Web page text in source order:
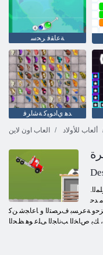
ﺔﻋﺎﻘﻓ ﺮﺤﺳ
ﺪﻫ ﻱﺍﺩﻮﻴﻛ ﺔﺷﺍﺮﻓ
العاب اون لاين
ألعاب للأولاد
.ﺕﺎﻧﺍﻮﻴﺤﻟﺍ ﺎﻬﻴﻓ ﺶﻴﻌﺗ ﻲﺘﻟﺍ ﻉﺭﺍﺰﻤﻟﺍ ﺮﻴﻣﺪﺗ ﻚﻨﻜﻤﻳ ﺔﻧﻮﻠﻤﻟﺍ
ﺪﺣ
ﺔﻋﺮﺴﺑ ﻑﺮﺼﺘﻟﺍ ﻭ ﺎﻋﺎﺠﺷ ﻦﻛ
ﻚﺑ ﺹﺎﺨﻟﺍ ﺐﻧﺎﺠﻟﺍ ﻰﻠﻋ ﻮﻫ ﻆﺤﻟﺍ